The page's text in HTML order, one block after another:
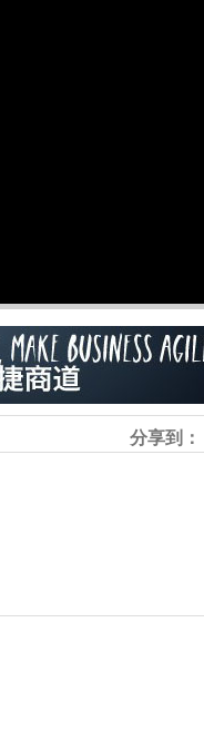
分享到：